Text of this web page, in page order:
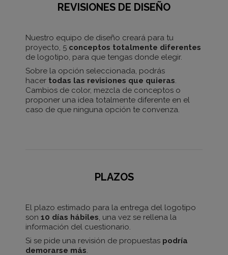
REVISIONES DE DISEÑO
Nuestro equipo de diseño creará para tu
proyecto, 5 conceptos totalmente diferentes
de logotipo, para que tengas donde elegir.
Sobre la opción seleccionada, podrás
hacer todas las revisiones que quieras
Cambios de color, mezcla de conceptos o
proponer una idea totalmente diferente en el
caso de que ninguna opción te convenza.
PLAZOS
El plazo estimado para la entrega del logotipo
son 10 días hábiles , una vez se rellena la
información del cuestionario.
Si se pide una revisión de propuestas podría
demorarse más